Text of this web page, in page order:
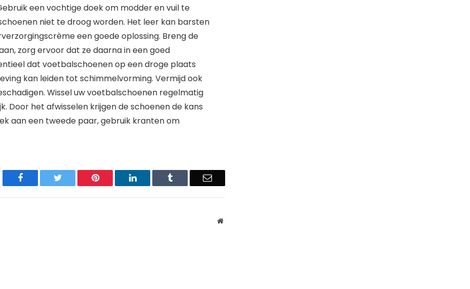
een vochtige doek om modder en vuil te
niet te droog worden. Het leer kan barsten
een goede oplossing. Breng de
zorg ervoor dat ze daarna in een goed
dat voetbalschoenen op een droge plaats
kan leiden tot schimmelvorming. Vermijd ook
Wissel uw voetbalschoenen regelmatig
Door het afwisselen krijgen de schoenen de kans
aan een tweede paar, gebruik kranten om
Facebook Twitter Pinterest LinkedIn Tumblr Email
Website